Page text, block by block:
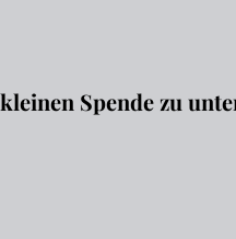
Spende zu